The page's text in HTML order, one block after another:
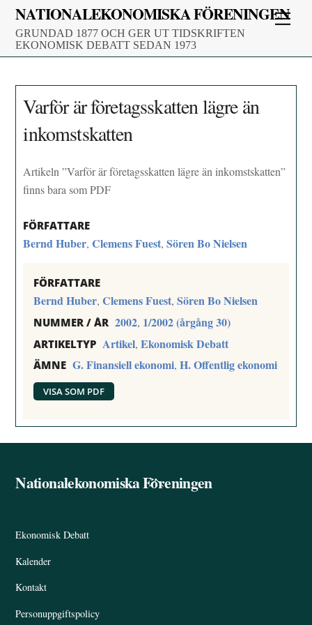
Skip
content
NATIONALEKONOMISKA FÖRENINGEN
GRUNDAD 1877 OCH GER UT TIDSKRIFTEN
EKONOMISK DEBATT SEDAN 1973
Varför är företagsskatten lägre än
inkomstskatten
Artikeln ”Varför är företagsskatten lägre än inkomstskatten”
finns bara som PDF
FÖRFATTARE
Bernd Huber,Clemens Fuest,Sören Bo Nielsen
FÖRFATTARE
Bernd Huber,Clemens Fuest,Sören Bo Nielsen
NUMMER / ÅR 2002, 1/2002 (årgång 30)
ARTIKELTYP Artikel,Ekonomisk Debatt
ÄMNE G. Finansiell ekonomi,H. Offentlig ekonomi
VISA SOM PDF
Back
Nationalekonomiska Föreningen
Ekonomisk Debatt
Kalender
Kontakt
Personuppgiftspolicy